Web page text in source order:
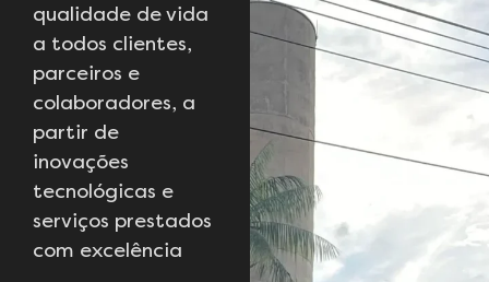
qualidade de vida
a todos clientes,
parceiros e
colaboradores, a
partir de
inovações
tecnológicas e
serviços prestados
com excelência